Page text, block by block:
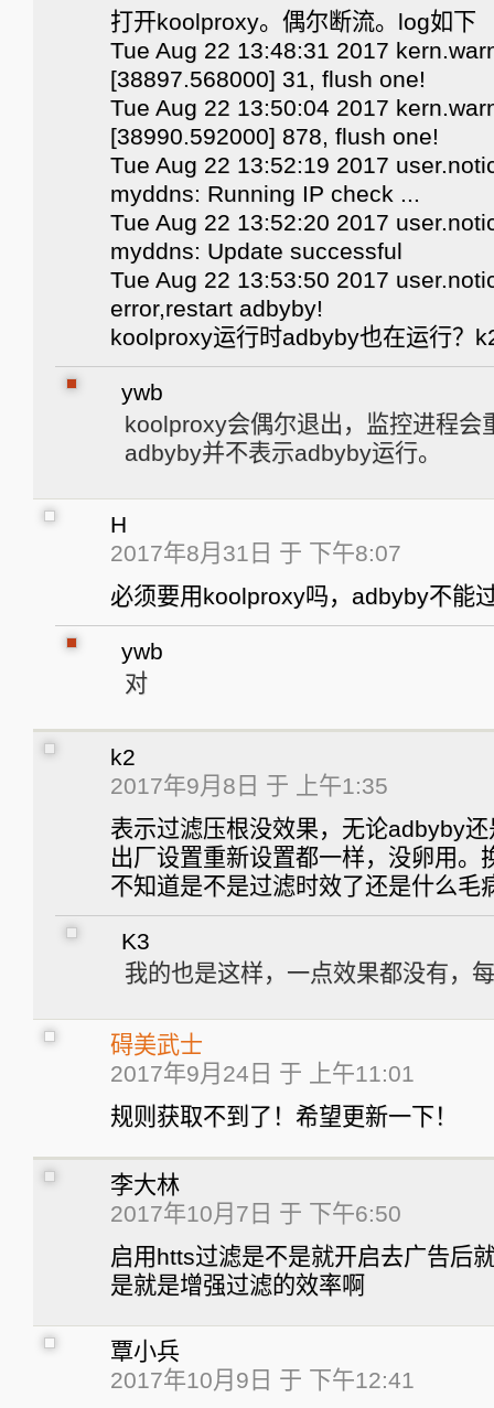
打开koolproxy。偶尔断流。log如下
Tue Aug 22 13:48:31 2017
[38897.568000] 31, flush one!
Tue Aug 22 13:50:04 2017
[38990.592000] 878, flush one!
Tue Aug 22 13:52:19 2017
myddns: Running IP check ...
Tue Aug 22 13:52:20 2017
myddns: Update successful
Tue Aug 22 13:53:50 2017
error,restart adbyby!
koolproxy运行时adbyby也在运行？
ywb
koolproxy会偶尔退出，监控进程会
adbyby并不表示adbyby运行。
H
2017年8月31日 于 下午8:07
必须要用koolproxy吗，adbyby不能
ywb
对
k2
2017年9月8日 于 上午1:35
表示过滤压根没效果，无论adbyby
出厂设置重新设置都一样，没卵用。
不知道是不是过滤时效了还是什么毛
K3
我的也是这样，一点效果都没有，
碍美武士
2017年9月24日 于 上午11:01
规则获取不到了！希望更新一下！
李大林
2017年10月7日 于 下午6:50
启用htts过滤是不是就开启去广告后
是就是增强过滤的效率啊
覃小兵
2017年10月9日 于 下午12:41